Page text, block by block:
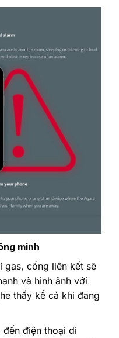
minh
gas, cổng liên kết sẽ
và hình ảnh với
thấy kể cả khi đang
điện thoại di